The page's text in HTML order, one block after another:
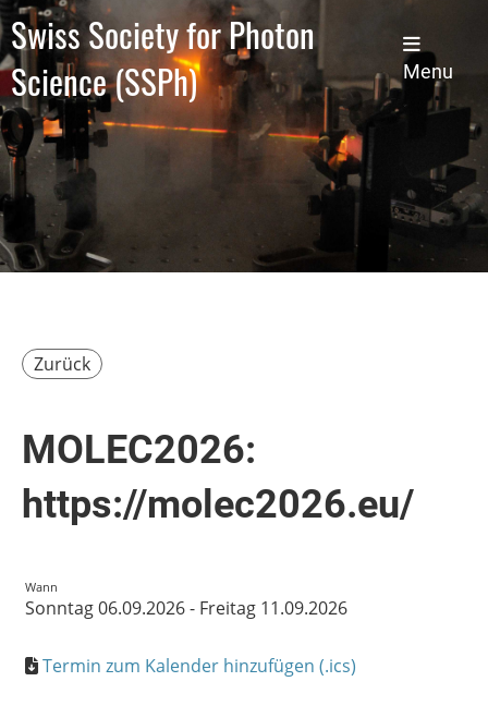
Swiss Society for Photon
Science (SSPh)
Menu
Zurück
MOLEC2026:
https://molec2026.eu/
Wann
Sonntag 06.09.2026 - Freitag 11.09.2026
Termin zum Kalender hinzufügen (.ics)